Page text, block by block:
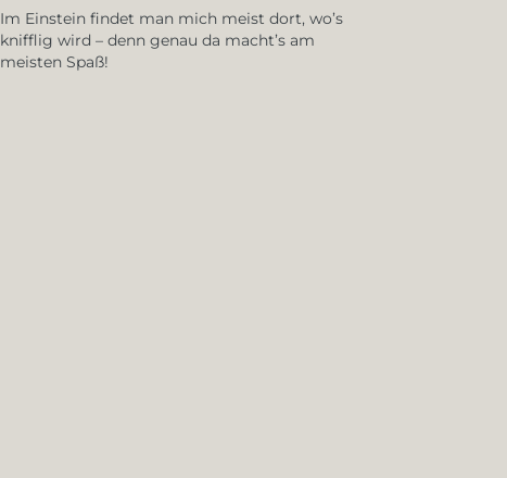
Im Einstein findet man mich meist dort, wo’s
knifflig wird – denn genau da macht’s am
meisten Spaß!